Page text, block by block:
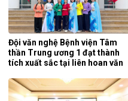
Đội văn nghệ Bệnh viện Tâm
thần Trung ương 1 đạt thành
tích xuất sắc tại liên hoan văn
lần thứ 5 năm 2026.